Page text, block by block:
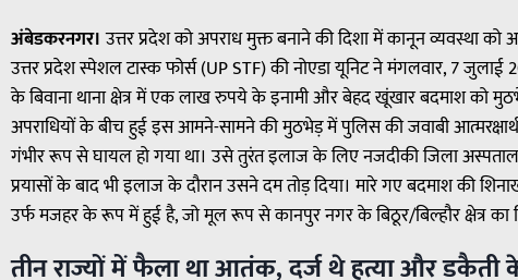
अंबेडकरनगर।उत्तर प्रदेश को अपराध मुक्त बनाने की दिशा में कानून व्यवस्था
उत्तर प्रदेश स्पेशल टास्क फोर्स (UP STF) की नोएडा यूनिट ने मंगलवार, 7
के बिवाना थाना क्षेत्र में एक लाख रुपये के इनामी और बेहद खूंखार बदमाश को
अपराधियों के बीच हुई इस आमने-सामने की मुठभेड़ में पुलिस की जवाबी
गंभीर रूप से घायल हो गया था। उसे तुरंत इलाज के लिए नजदीकी जिला
प्रयासों के बाद भी इलाज के दौरान उसने दम तोड़ दिया। मारे गए बदमाश की
उर्फ मजहर के रूप में हुई है, जो मूल रूप से कानपुर नगर के बिठूर/बिल्हौर क्षेत्र का
तीन राज्यों में फैला था आतंक, दर्ज थे हत्या और